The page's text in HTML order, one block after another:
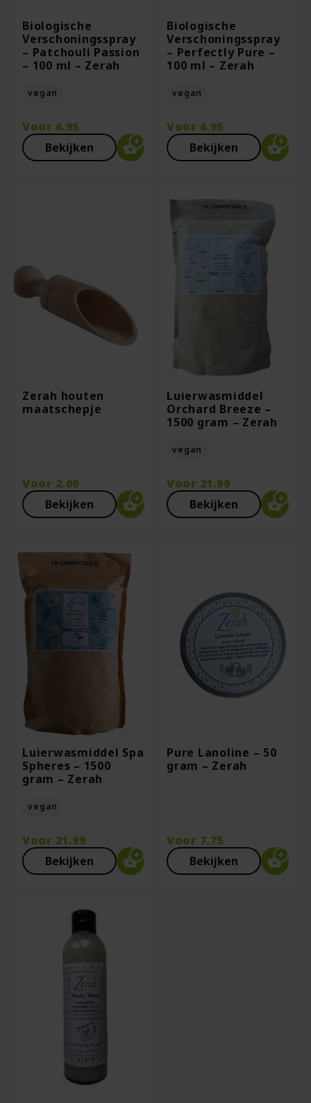
Biologische
Verschoningsspray
– Patchouli Passion
– 100 ml – Zerah
vegan
Voor 6.95
Bekijken
Biologische
Verschoningsspray
– Perfectly Pure –
100 ml – Zerah
vegan
Voor 6.95
Bekijken
Zerah houten
maatschepje
Voor 2.00
Bekijken
Luierwasmiddel
Orchard Breeze –
1500 gram – Zerah
vegan
Voor 21.99
Bekijken
Luierwasmiddel Spa
Spheres – 1500
gram – Zerah
vegan
Voor 21.99
Bekijken
Pure Lanoline – 50
gram – Zerah
Voor 7.75
Bekijken